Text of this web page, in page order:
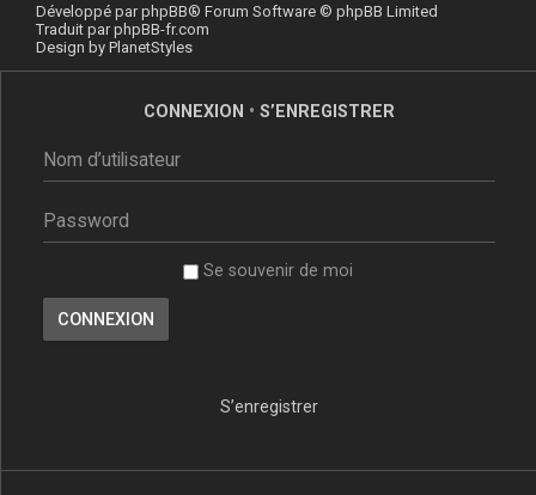
Développé parphpBB® Forum Software © phpBB Limited
Traduit parphpBB-fr.com
Design by PlanetStyles
CONNEXION • S’ENREGISTRER
Se souvenir de moi
S’enregistrer